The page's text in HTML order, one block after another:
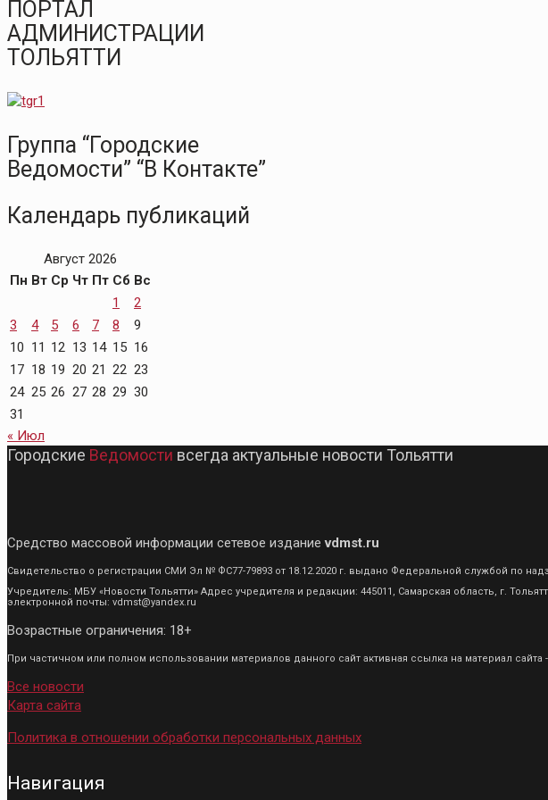
ПОРТАЛ
АДМИНИСТРАЦИИ
ТОЛЬЯТТИ
Группа “Городские
Ведомости” “В Контакте”
Календарь публикаций
Август 2026
Пн Вт Ср Чт Пт Сб Вс
1
2
3
4 5 6 7 8
9
10 11 12 13 14 15 16
17 18 19 20 21 22 23
24 25 26 27 28 29 30
31
« Июл
Городские Ведомости всегда актуальные новости Тольятти
Средство массовой информации сетевое изданиеvdmst.ru
Свидетельство о регистрации СМИ Эл № ФС77-79893 от 18.12.2020 г. выдано Федеральной службой по
Учредитель: МБУ «Новости Тольятти» Адрес учредителя и редакции: 445011, Самарская область, г.
электронной почты: vdmst@yandex.ru
Возрастные ограничения: 18+
При частичном или полном использовании материалов данного сайт активная ссылка на материал сайта
Все новости
Карта сайта
Политика в отношении обработки персональных данных
Навигация